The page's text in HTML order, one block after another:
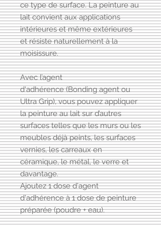
ce type de surface. La peinture au
lait convient aux applications
intérieures et même extérieures
et résiste naturellement à la
moisissure.
Avec l’agent
d'adhérence (Bonding agent ou
Ultra Grip), vous pouvez appliquer
la peinture au lait sur d’autres
surfaces telles que les murs ou les
meubles déjà peints, les surfaces
vernies, les carreaux en
céramique, le métal, le verre et
davantage.
Ajoutez 1 dose d'agent
d'adhérence à 1 dose de peinture
préparée (poudre + eau).